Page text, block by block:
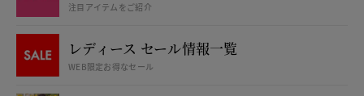
注目アイテムをご紹介
レディース セール情報一覧
WEB限定お得なセール